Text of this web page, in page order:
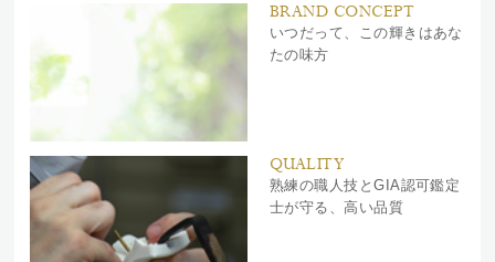
BRAND CONCEPT
いつだって、この輝きはあな
たの味方
QUALITY
熟練の職人技とGIA認可鑑定
士が守る、高い品質